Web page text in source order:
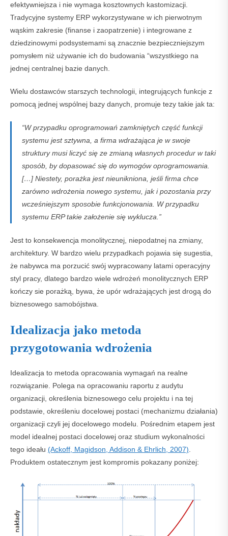
efektywniejsza i nie wymaga kosztownych kastomizacji.
Tradycyjne systemy ERP wykorzystywane w ich pierwotnym
wąskim zakresie (finanse i zaopatrzenie) i integrowane z
dziedzinowymi podsystemami są znacznie bezpieczniejszym
pomysłem niż używanie ich do budowania “wszystkiego na
jednej centralnej bazie danych.
Wielu dostawców starszych technologii, integrujących funkcje z
pomocą jednej wspólnej bazy danych, promuje tezy takie jak ta:
“W przypadku oprogramowań zamkniętych część funkcji
systemu jest sztywna, a firma wdrażająca je w swoje
struktury musi liczyć się ze zmianą własnych procedur w taki
sposób, by dopasować się do wymogów oprogramowania.
[…] Niestety, porażka jest nieunikniona, jeśli firma chce
zarówno wdrożenia nowego systemu, jak i pozostania przy
wcześniejszym sposobie funkcjonowania. W przypadku
systemu ERP takie założenie się wyklucza.”
Jest to konsekwencja monolitycznej, niepodatnej na zmiany,
architektury. W bardzo wielu przypadkach pojawia się sugestia,
że nabywca ma porzucić swój wypracowany latami operacyjny
styl pracy, dlatego bardzo wiele wdrożeń monolitycznych ERP
kończy sie porażką, bywa, że upór wdrażających jest drogą do
biznesowego samobójstwa.
Idealizacja jako metoda
przygotowania wdrożenia
Idealizacja to metoda opracowania wymagań na realne
rozwiązanie. Polega na opracowaniu raportu z audytu
organizacji, określenia biznesowego celu projektu i na tej
podstawie, określeniu docelowej postaci (mechanizmu działania)
organizacji czyli jej docelowego modelu. Pośrednim etapem jest
model idealnej postaci docelowej oraz studium wykonalności
tego ideału (Ackoff, Magidson, Addison & Ehrlich, 2007)
Produktem ostatecznym jest kompromis pokazany poniżej: